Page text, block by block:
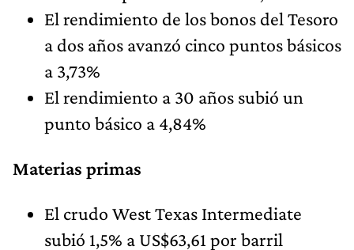
El rendimiento de los bonos del Tesoro
a dos años avanzó cinco puntos básicos
a 3,73%
El rendimiento a 30 años subió un
punto básico a 4,84%
Materias primas
El crudo West Texas Intermediate
subió 1,5% a US$63,61 por barril